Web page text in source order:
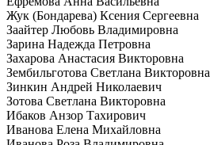
Жук (Бондарева) Ксения Сергеевна
Заайтер Любовь Владимировна
Зарина Надежда Петровна
Захарова Анастасия Викторовна
Зембильготова Светлана Викторовна
Зинкин Андрей Николаевич
Зотова Светлана Викторовна
Ибаков Анзор Тахирович
Иванова Елена Михайловна